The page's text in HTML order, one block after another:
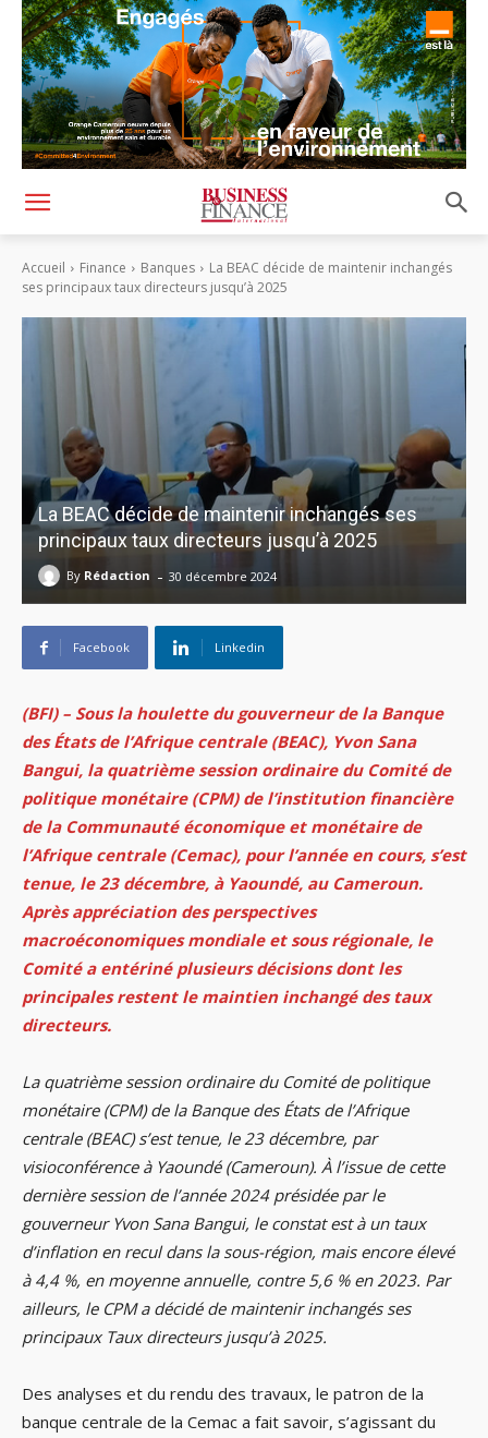
Accueil Finance Banques
La BEAC décide de maintenir inchangés
ses principaux taux directeurs jusqu’à 2025
La BEAC décide de maintenir inchangés ses
principaux taux directeurs jusqu’à 2025
By Rédaction - 30 décembre 2024
Facebook Linkedin
(BFI) – Sous la houlette du gouverneur de la Banque
des États de l’Afrique centrale (BEAC), Yvon Sana
Bangui, la quatrième session ordinaire du Comité de
politique monétaire (CPM) de l’institution financière
de la Communauté économique et monétaire de
l’Afrique centrale (Cemac), pour l’année en cours, s’est
tenue, le 23 décembre, à Yaoundé, au Cameroun.
Après appréciation des perspectives
macroéconomiques mondiale et sous régionale, le
Comité a entériné plusieurs décisions dont les
principales restent le maintien inchangé des taux
directeurs.
La quatrième session ordinaire du Comité de politique
monétaire (CPM) de la Banque des États de l’Afrique
centrale (BEAC) s’est tenue, le 23 décembre, par
visioconférence à Yaoundé (Cameroun). À l’issue de cette
dernière session de l’année 2024 présidée par le
gouverneur Yvon Sana Bangui, le constat est à un taux
d’inflation en recul dans la sous-région, mais encore élevé
à 4,4 %, en moyenne annuelle, contre 5,6 % en 2023. Par
ailleurs, le CPM a décidé de maintenir inchangés ses
principaux Taux directeurs jusqu’à 2025.
Des analyses et du rendu des travaux, le patron de la
banque centrale de la Cemac a fait savoir, s’agissant du